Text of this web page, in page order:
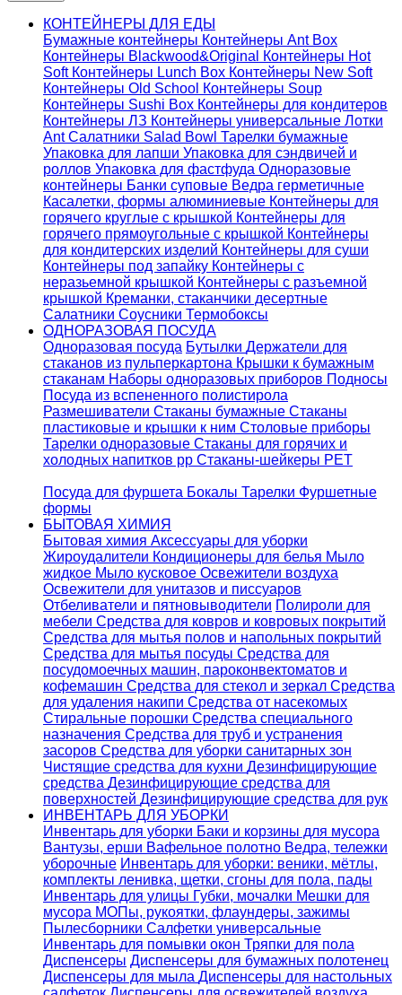
КОНТЕЙНЕРЫ ДЛЯ ЕДЫ
Бумажные контейнеры Контейнеры Ant Box
Контейнеры Blackwood&Original
Контейнеры Hot
Soft Контейнеры Lunch Box Контейнеры New Soft
Контейнеры Old School Контейнеры Soup
Контейнеры Sushi Box Контейнеры для кондитеров
Контейнеры ЛЗ Контейнеры универсальные Лотки
AntСалатники Salad Bowl Тарелки бумажные
Упаковка для лапши Упаковка для сэндвичей и
роллов Упаковка для фастфуда Одноразовые
контейнеры Банки суповые Ведра герметичные
Касалетки, формы алюминиевые Контейнеры для
горячего круглые с крышкой Контейнеры для
горячего прямоугольные с крышкой Контейнеры
для кондитерских изделий Контейнеры для суши
Контейнеры под запайку Контейнеры с
неразьемной крышкой Контейнеры с разъемной
крышкой Креманки, стаканчики десертные
Салатники Соусники Термобоксы
ОДНОРАЗОВАЯ ПОСУДА
Одноразовая посуда Бутылки Держатели для
стаканов из пульперкартона Крышки к бумажным
стаканам Наборы одноразовых приборов Подносы
Посуда из вспененного полистирола
Размешиватели Стаканы бумажные Стаканы
пластиковые и крышки к ним Столовые приборы
Тарелки одноразовые Стаканы для горячих и
холодных напитков pp Стаканы-шейкеры PET
Посуда для фуршета Бокалы Тарелки Фуршетные
формы
БЫТОВАЯ ХИМИЯ
Бытовая химия Аксессуары для уборки
Жироудалители Кондиционеры для белья Мыло
жидкое Мыло кусковое Освежители воздуха
Освежители для унитазов и писсуаров
Отбеливатели и пятновыводители Полироли для
мебели Средства для ковров и ковровых покрытий
Средства для мытья полов и напольных покрытий
Средства для мытья посуды Средства для
посудомоечных машин, пароконвектоматов и
кофемашин Средства для стекол и зеркал Средства
для удаления накипи Средства от насекомых
Стиральные порошки Cредства специального
назначения Средства для труб и устранения
засоров Средства для уборки санитарных зон
Чистящие средства для кухни Дезинфицирующие
средства Дезинфицирующие средства для
поверхностей Дезинфицирующие средства для рук
ИНВЕНТАРЬ ДЛЯ УБОРКИ
Инвентарь для уборки Баки и корзины для мусора
Вантузы, ерши Вафельное полотно Ведра, тележки
уборочные Инвентарь для уборки: веники, мётлы,
комплекты ленивка, щетки, сгоны для пола, пады
Инвентарь для улицы Губки, мочалки Мешки для
мусора МОПы, рукоятки, флаундеры, зажимы
Пылесборники Салфетки универсальные
Инвентарь для помывки окон Тряпки для пола
Диспенсеры Диспенсеры для бумажных полотенец
Диспенсеры для мыла Диспенсеры для настольных